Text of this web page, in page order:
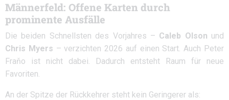
Männerfeld: Offene Karten durch
prominente Ausfälle
Die beiden Schnellsten des Vorjahres – Caleb Olson und
Chris Myers – verzichten 2026 auf einen Start. Auch Peter
Fraňo ist nicht dabei. Dadurch entsteht Raum für neue
Favoriten.
An der Spitze der Rückkehrer steht kein Geringerer als: